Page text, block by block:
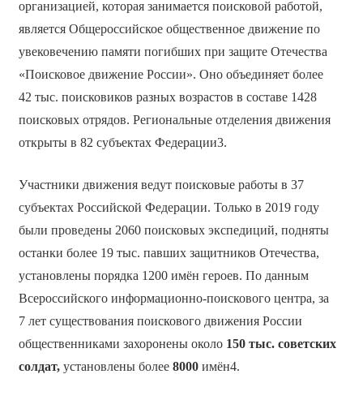
организацией, которая занимается поисковой работой,
является Общероссийское общественное движение по
увековечению памяти погибших при защите Отечества
«Поисковое движение России». Оно объединяет более
42 тыс. поисковиков разных возрастов в составе 1428
поисковых отрядов. Региональные отделения движения
открыты в 82 субъектах Федерации3.
Участники движения ведут поисковые работы в 37
субъектах Российской Федерации. Только в 2019 году
были проведены 2060 поисковых экспедиций, подняты
останки более 19 тыс. павших защитников Отечества,
установлены порядка 1200 имён героев. По данным
Всероссийского информационно-поискового центра, за
7 лет существования поискового движения России
общественниками захоронены около 150 тыс. советских
солдат, установлены более 8000 имён4.